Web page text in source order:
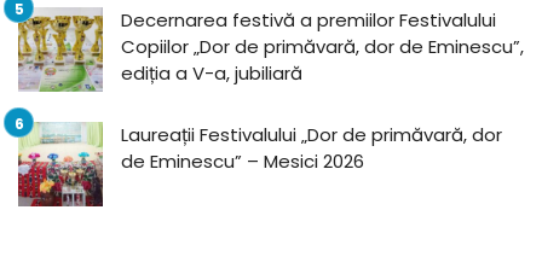
Decernarea festivă a premiilor Festivalului
Copiilor „Dor de primăvară, dor de Eminescu”,
ediția a V-a, jubiliară
Laureații Festivalului „Dor de primăvară, dor
de Eminescu” – Mesici 2026